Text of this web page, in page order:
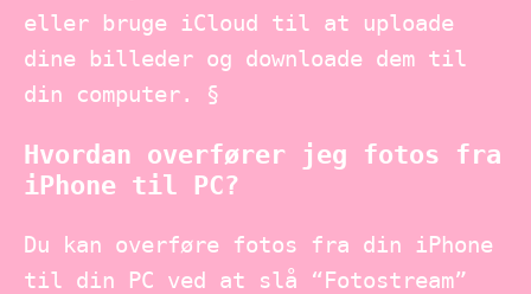
eller bruge iCloud til at uploade
dine billeder og downloade dem til
din computer. §
Hvordan overfører jeg fotos fra
iPhone til PC?
Du kan overføre fotos fra din iPhone
til din PC ved at slå “Fotostream”